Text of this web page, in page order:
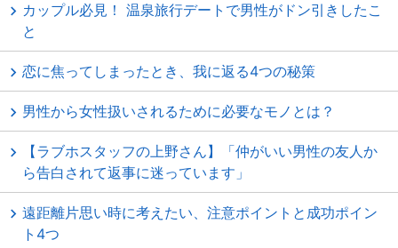
カップル必見！ 温泉旅行デートで男性がドン引きしたこ
と
恋に焦ってしまったとき、我に返る4つの秘策
男性から女性扱いされるために必要なモノとは？
【ラブホスタッフの上野さん】「仲がいい男性の友人か
ら告白されて返事に迷っています」
遠距離片思い時に考えたい、注意ポイントと成功ポイン
ト4つ